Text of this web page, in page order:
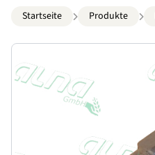
Startseite Produkte